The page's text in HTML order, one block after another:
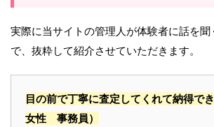
実際に当サイトの管理人が体験者に話を
で、抜粋して紹介させていただきます。
目の前で丁寧に査定してくれて納得で
女性 事務員）